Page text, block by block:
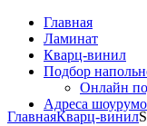
Главная
Ламинат
Кварц-винил
Подбор
Онлайн
Адреса
ГлавнаяКварц-винил